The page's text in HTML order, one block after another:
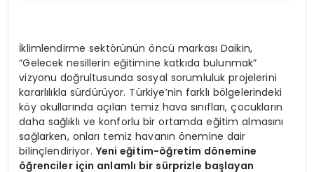
İklimlendirme sektörünün öncü markası Daikin,
“Gelecek nesillerin eğitimine katkıda bulunmak”
vizyonu doğrultusunda sosyal sorumluluk projelerini
kararlılıkla sürdürüyor. Türkiye’nin farklı bölgelerindeki
köy okullarında açılan temiz hava sınıfları, çocukların
daha sağlıklı ve konforlu bir ortamda eğitim almasını
sağlarken, onları temiz havanın önemine dair
bilinçlendiriyor. Yeni eğitim-öğretim dönemine
öğrenciler için anlamlı bir sürprizle başlayan